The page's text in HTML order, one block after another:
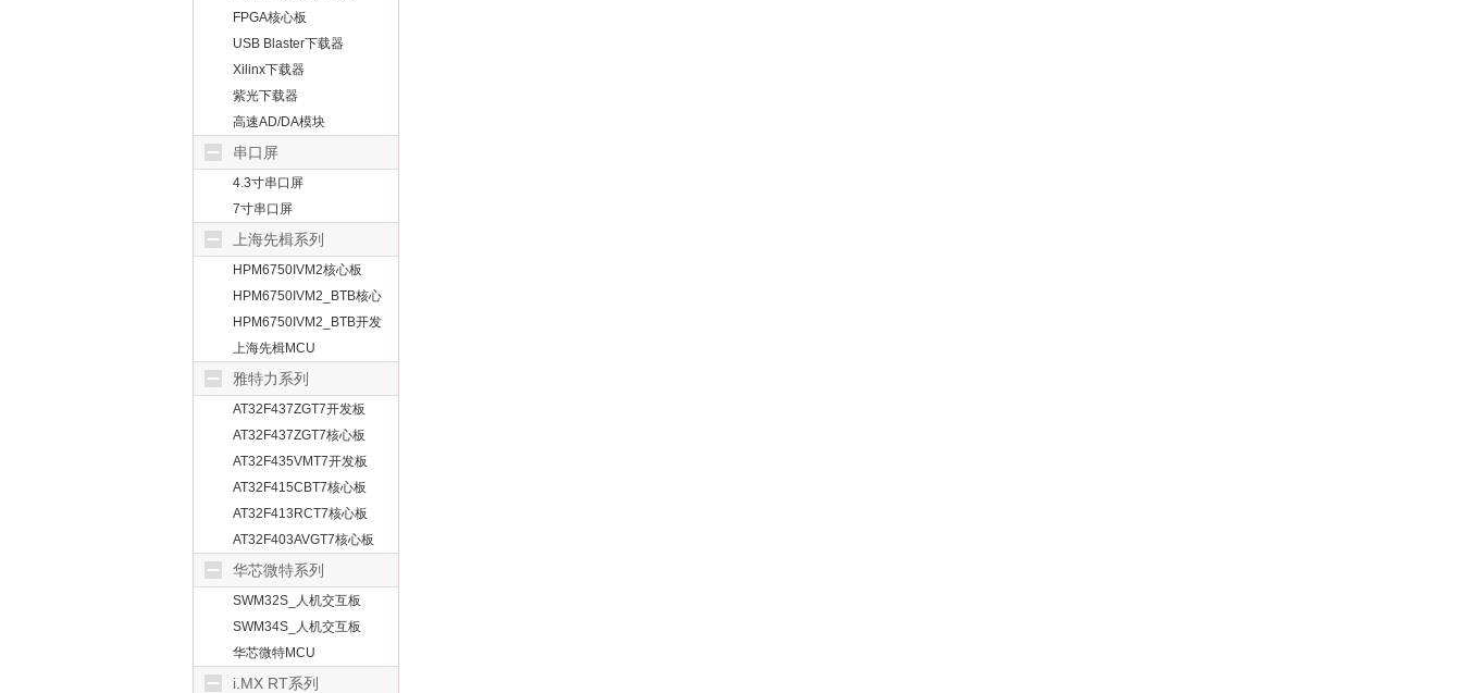
FPGA核心板
USB Blaster下载器
Xilinx下载器
紫光下载器
高速AD/DA模块
串口屏
4.3寸串口屏
7寸串口屏
上海先楫系列
HPM6750IVM2核心板
HPM6750IVM2_BTB核心
板
HPM6750IVM2_BTB开发
板
上海先楫MCU
雅特力系列
AT32F437ZGT7开发板
AT32F437ZGT7核心板
AT32F435VMT7开发板
AT32F415CBT7核心板
AT32F413RCT7核心板
AT32F403AVGT7核心板
华芯微特系列
SWM32S_人机交互板
SWM34S_人机交互板
华芯微特MCU
i.MX RT系列